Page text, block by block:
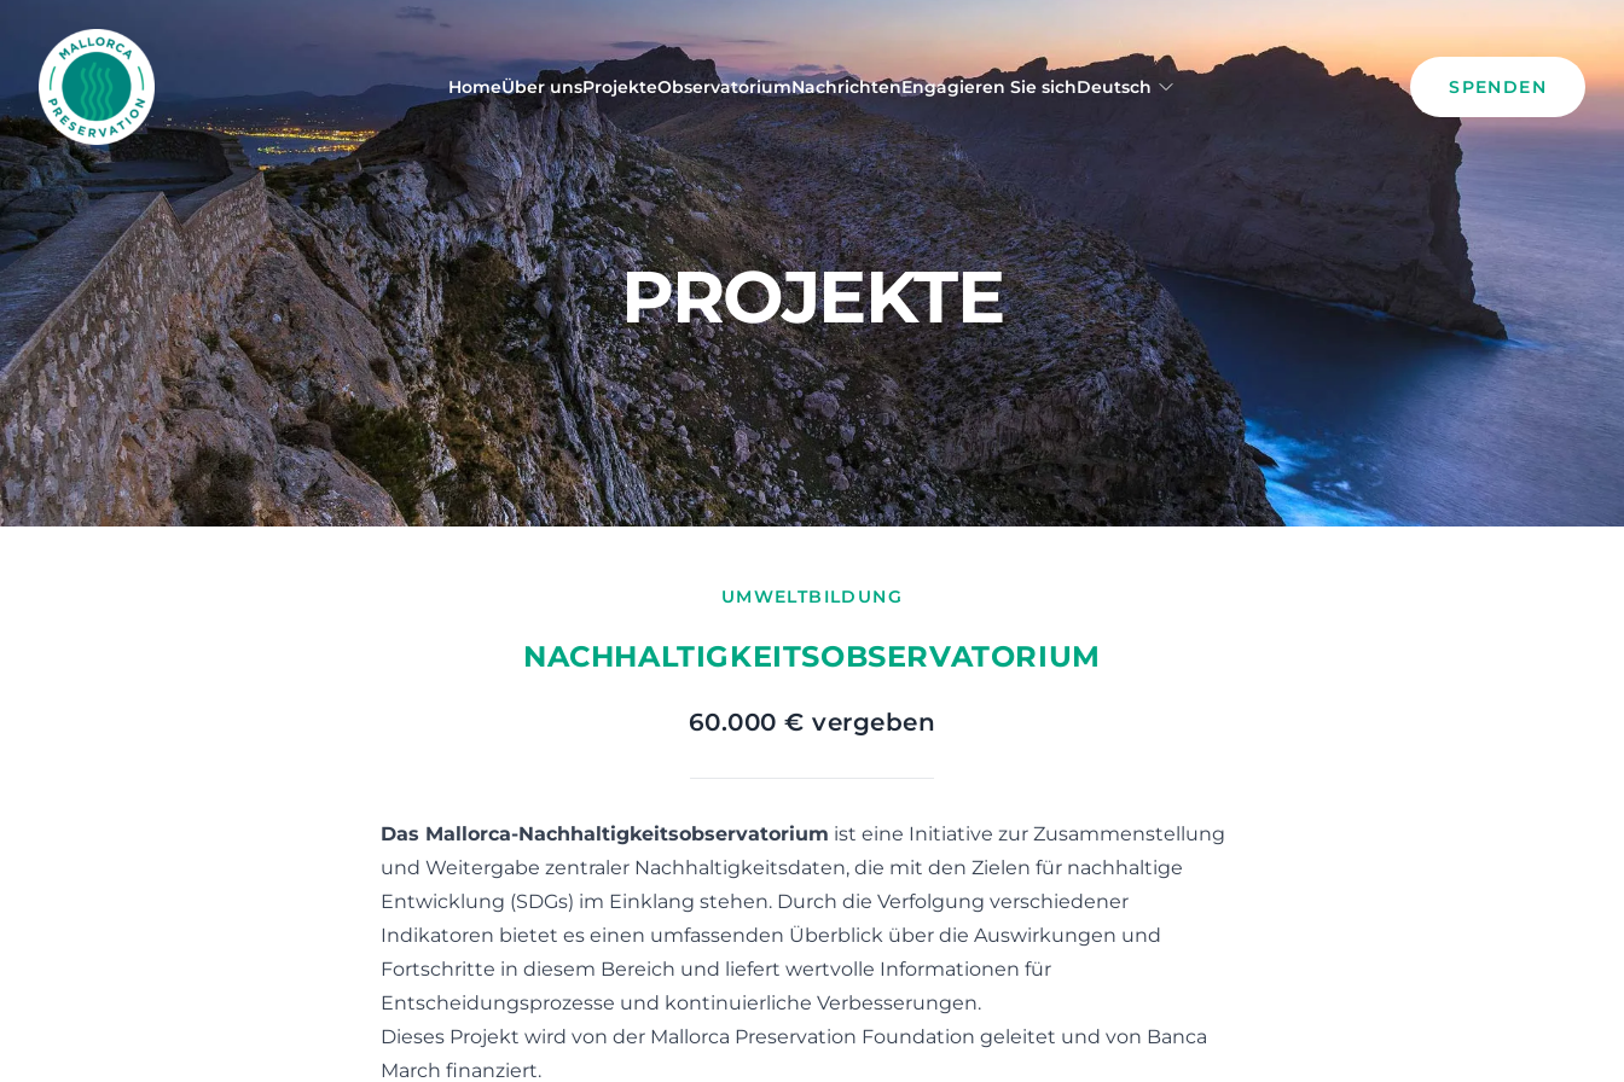
Mallorca Preservation Foundation
HomeÜber unsProjekteObservatoriumNachrichtenEngagieren Sie sichDeutsch SPENDEN
PROJEKTE
UMWELTBILDUNG
NACHHALTIGKEITSOBSERVATORIUM
60.000 € vergeben
Das Mallorca-Nachhaltigkeitsobservatorium ist eine Initiative zur Zusammenstellung
und Weitergabe zentraler Nachhaltigkeitsdaten, die mit den Zielen für nachhaltige
Entwicklung (SDGs) im Einklang stehen. Durch die Verfolgung verschiedener
Indikatoren bietet es einen umfassenden Überblick über die Auswirkungen und
Fortschritte in diesem Bereich und liefert wertvolle Informationen für
Entscheidungsprozesse und kontinuierliche Verbesserungen.
Dieses Projekt wird von der Mallorca Preservation Foundation geleitet und von Banca
March finanziert.